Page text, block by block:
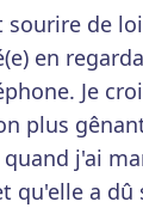
de
en
Je
plus
j'ai
qu'elle a dû